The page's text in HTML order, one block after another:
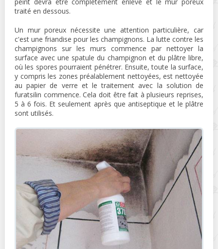
traité en dessous.
Un mur poreux nécessite une attention particulière, car
c'est une friandise pour les champignons. La lutte contre les
champignons sur les murs commence par nettoyer la
surface avec une spatule du champignon et du plâtre libre,
où les spores pourraient pénétrer. Ensuite, toute la surface,
y compris les zones préalablement nettoyées, est nettoyée
au papier de verre et le traitement avec la solution de
furatsilin commence. Cela doit être fait à plusieurs reprises,
5 à 6 fois. Et seulement après que antiseptique et le plâtre
sont utilisés.